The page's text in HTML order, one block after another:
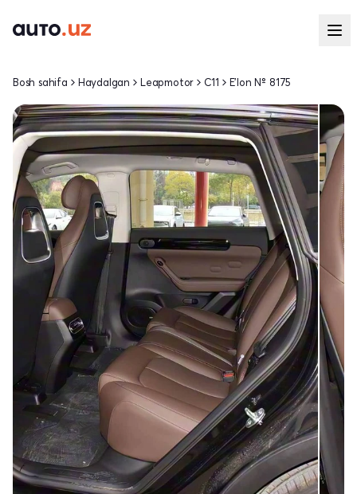
Bosh sahifa Haydalgan Leapmotor C11 E'lon № 8175